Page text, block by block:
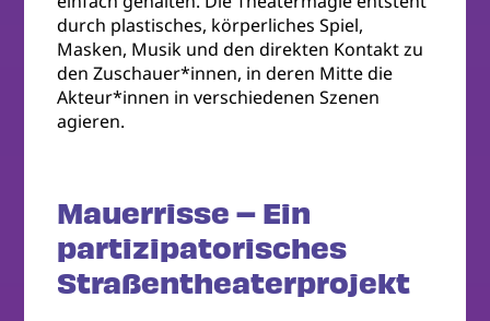
durch plastisches, körperliches Spiel,
Masken, Musik und den direkten Kontakt zu
den Zuschauer*innen, in deren Mitte die
Akteur*innen in verschiedenen Szenen
agieren.
Mauerrisse – Ein
partizipatorisches
Straßentheaterprojekt